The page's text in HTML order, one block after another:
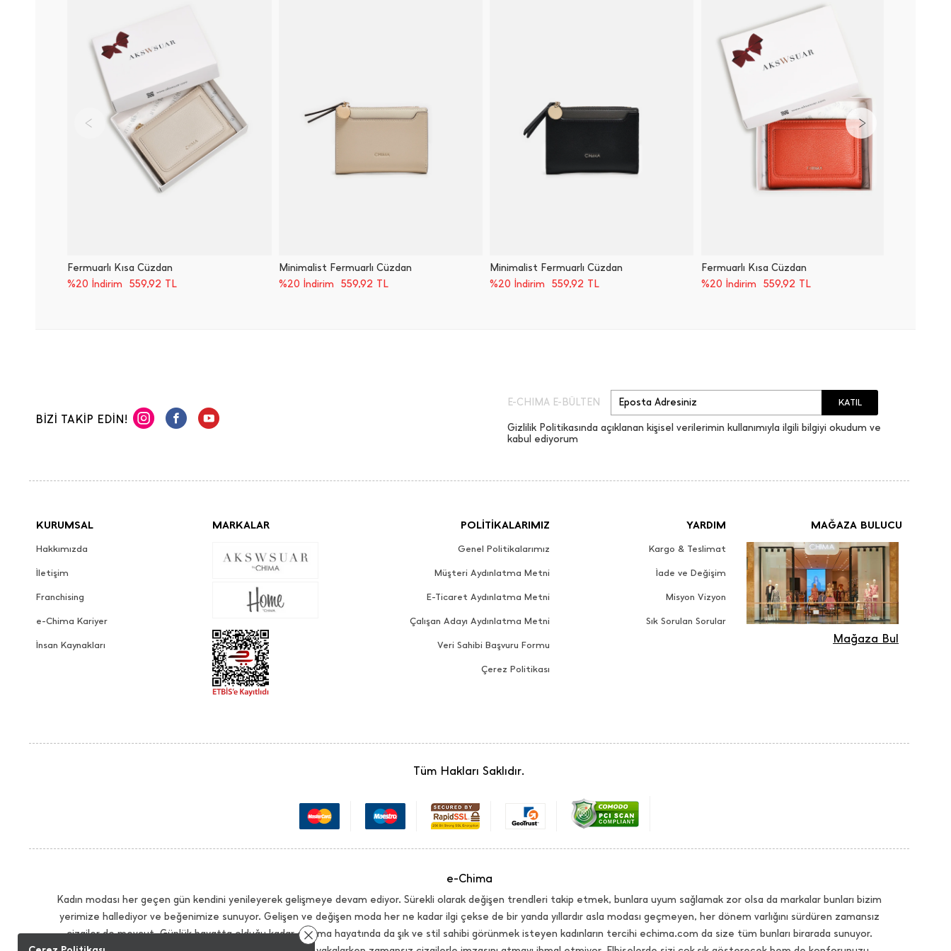
Fermuarlı Kısa Cüzdan
%20 İndirim
559,92 TL
Minimalist Fermuarlı Cüzdan
%20 İndirim
559,92 TL
Minimalist Fermuarlı Cüzdan
%20 İndirim
559,92 TL
Fermuarlı Kısa Cüzdan
%20 İndirim
559,92 TL
BİZİ TAKİP EDİN!
E-CHIMA E-BÜLTEN KATIL
Gizlilik Politikasında açıklanan kişisel verilerimin kullanımıyla ilgili bilgiyi okudum ve
kabul ediyorum
KURUMSAL
Hakkımızda
İletişim
Franchising
e-Chima Kariyer
İnsan Kaynakları
MARKALAR POLİTİKALARIMIZ
Genel Politikalarımız
Müşteri Aydınlatma Metni
E-Ticaret Aydınlatma Metni
Çalışan Adayı Aydınlatma Metni
Veri Sahibi Başvuru Formu
Çerez Politikası
YARDIM
Kargo & Teslimat
İade ve Değişim
Misyon Vizyon
Sık Sorulan Sorular
MAĞAZA BULUCU
Mağaza Bul
Tüm Hakları Saklıdır.
e-Chima
Kadın modası her geçen gün kendini yenileyerek gelişmeye devam ediyor. Sürekli olarak değişen trendleri takip etmek, bunlara uyum sağlamak zor olsa da markalar bunları bizim
yerimize hallediyor ve beğenimize sunuyor. Gelişen ve değişen moda her ne kadar ilgi çekse de bir yanda yıllardır asla modası geçmeyen, her dönem varlığını sürdüren zamansız
çizgiler de mevcut. Günlük hayatta olduğu kadar çalışma hayatında da şık ve stil sahibi görünmek isteyen kadınların tercihi echima.com da size tüm bunları birarada sunuyor.